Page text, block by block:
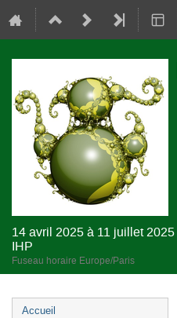
14 avril 2025 à 11 juillet 2025
IHP
Fuseau horaire Europe/Paris
Menu
Accueil